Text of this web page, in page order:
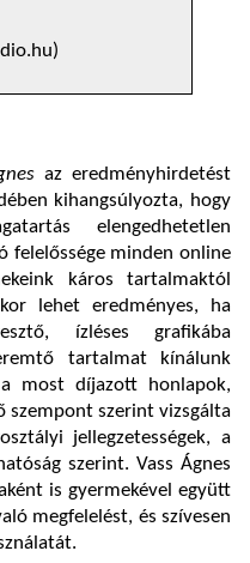
az eredményhirdetést
kihangsúlyozta, hogy
elengedhetetlen
felelőssége minden online
káros tartalmaktól
lehet eredményes, ha
ízléses grafikába
tartalmat kínálunk
most díjazott honlapok,
szempont szerint vizsgálta
jellegzetességek, a
szerint. Vass Ágnes
is gyermekével együtt
megfelelést, és szívesen